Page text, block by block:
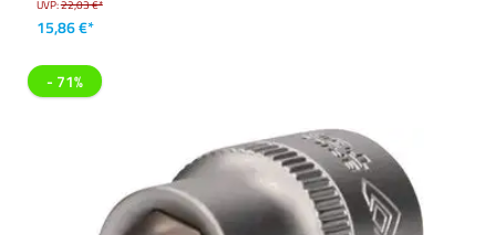
UVP:22,03 €*
15,86 €*
- 71%